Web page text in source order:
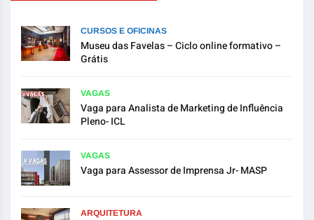
CURSOS E OFICINAS
Museu das Favelas – Ciclo online formativo –
Grátis
VAGAS
Vaga para Analista de Marketing de Influência
Pleno- ICL
VAGAS
Vaga para Assessor de Imprensa Jr- MASP
ARQUITETURA